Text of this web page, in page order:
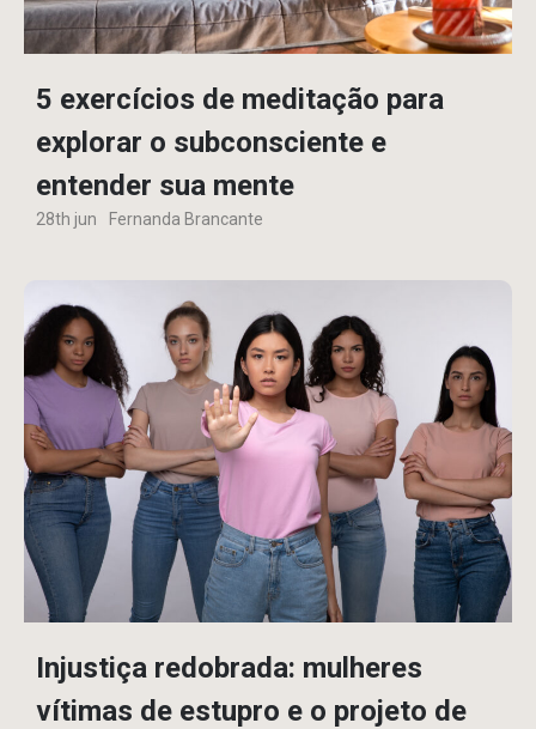
5 exercícios de meditação para
explorar o subconsciente e
entender sua mente
28th jun Fernanda Brancante
Injustiça redobrada: mulheres
vítimas de estupro e o projeto de